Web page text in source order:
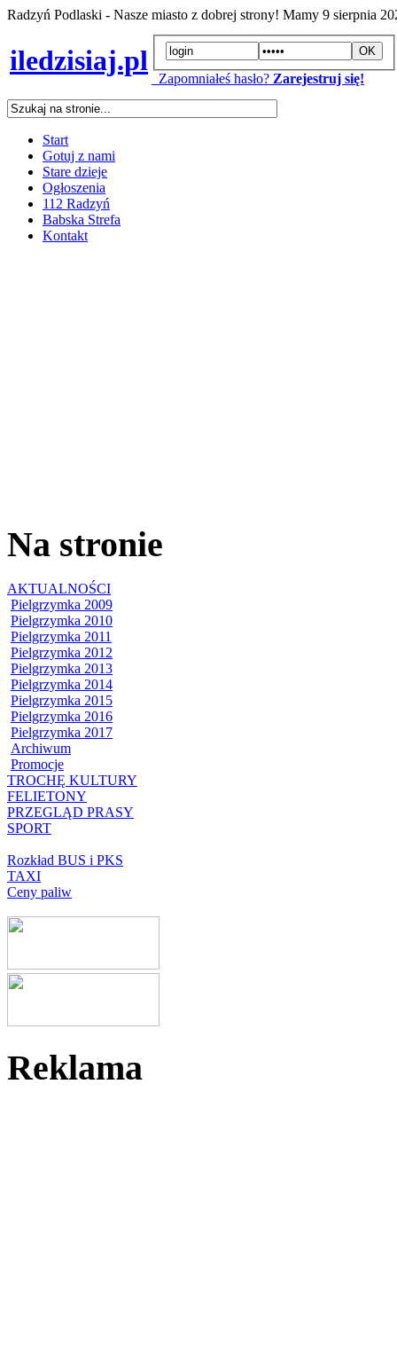
Radzyń Podlaski - Nasze miasto z dobrej strony! Mamy 9 sierpnia
iledzisiaj.pl
Zapomniałeś hasło? Zarejestruj się!
Start
Gotuj z nami
Stare dzieje
Ogłoszenia
112 Radzyń
Babska Strefa
Kontakt
Na stronie
AKTUALNOŚCI
Pielgrzymka 2009
Pielgrzymka 2010
Pielgrzymka 2011
Pielgrzymka 2012
Pielgrzymka 2013
Pielgrzymka 2014
Pielgrzymka 2015
Pielgrzymka 2016
Pielgrzymka 2017
Archiwum
Promocje
TROCHĘ KULTURY
FELIETONY
PRZEGLĄD PRASY
SPORT
Rozkład BUS i PKS
TAXI
Ceny paliw
Reklama